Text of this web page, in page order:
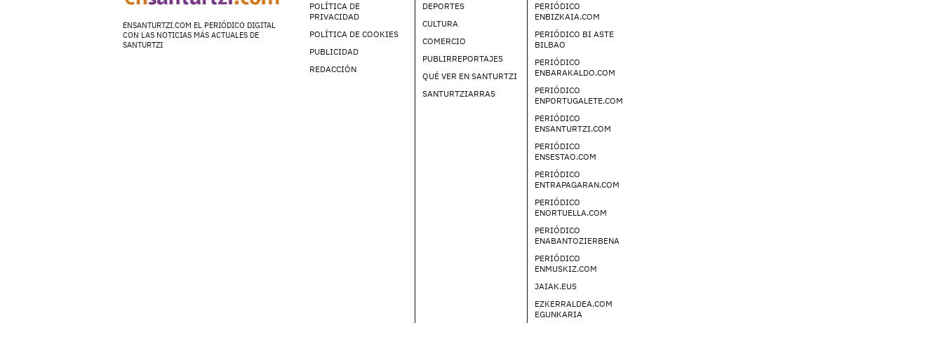
ENSANTURTZI.COM EL PERIÓDICO DIGITAL
CON LAS NOTICIAS MÁS ACTUALES DE
SANTURTZI
POLÍTICA DE
PRIVACIDAD
POLÍTICA DE COOKIES
PUBLICIDAD
REDACCIÓN
DEPORTES
CULTURA
COMERCIO
PUBLIRREPORTAJES
QUÉ VER EN SANTURTZI
SANTURTZIARRAS
PERIÓDICO
ENBIZKAIA.COM
PERIÓDICO BI ASTE
BILBAO
PERIÓDICO
ENBARAKALDO.COM
PERIÓDICO
ENPORTUGALETE.COM
PERIÓDICO
ENSANTURTZI.COM
PERIÓDICO
ENSESTAO.COM
PERIÓDICO
ENTRAPAGARAN.COM
PERIÓDICO
ENORTUELLA.COM
PERIÓDICO
ENABANTOZIERBENA
PERIÓDICO
ENMUSKIZ.COM
JAIAK.EUS
EZKERRALDEA.COM
EGUNKARIA